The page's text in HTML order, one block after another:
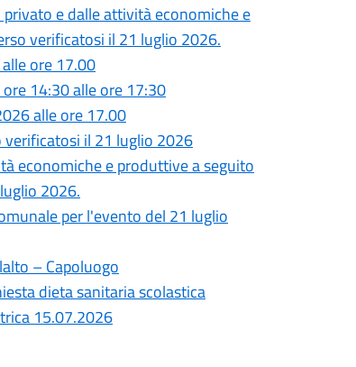
privato e dalle attività economiche e
verificatosi il 21 luglio 2026.
ore 17.00
14:30 alle ore 17:30
alle ore 17.00
il 21 luglio 2026
economiche e produttive a seguito
2026.
per l'evento del 21 luglio
– Capoluogo
dieta sanitaria scolastica
15.07.2026